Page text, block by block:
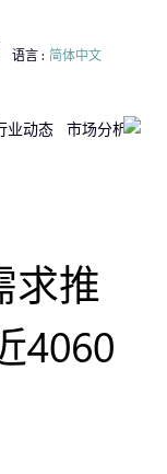
业动态 市场分析
语言 : 简体中文
求推
4060